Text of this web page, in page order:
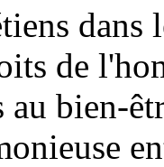
de
au bien-